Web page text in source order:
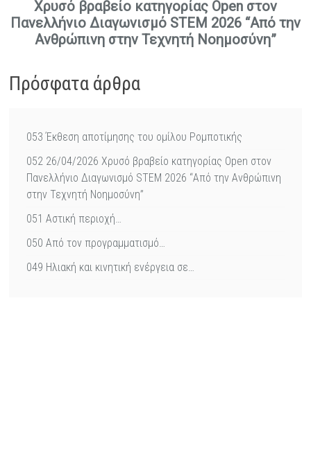
Χρυσό βραβείο κατηγορίας Open στον
Πανελλήνιο Διαγωνισμό STEM 2026 “Από την
Ανθρώπινη στην Τεχνητή Νοημοσύνη”
Πρόσφατα άρθρα
053 Έκθεση αποτίμησης του ομίλου Ρομποτικής
052 26/04/2026 Χρυσό βραβείο κατηγορίας Open στον
Πανελλήνιο Διαγωνισμό STEM 2026 “Από την Ανθρώπινη
στην Τεχνητή Νοημοσύνη”
051 Αστική περιοχή…
050 Από τον προγραμματισμό…
049 Ηλιακή και κινητική ενέργεια σε…